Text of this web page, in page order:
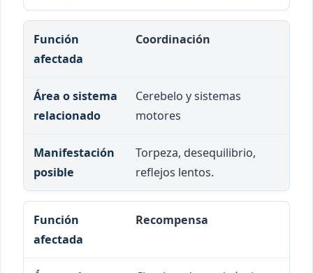
Coordinación
Cerebelo y sistemas
motores
Torpeza, desequilibrio,
reflejos lentos.
Recompensa